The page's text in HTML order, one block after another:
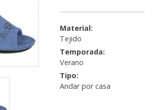
Material:
Tejido
Temporada:
Verano
Tipo:
Andar por casa